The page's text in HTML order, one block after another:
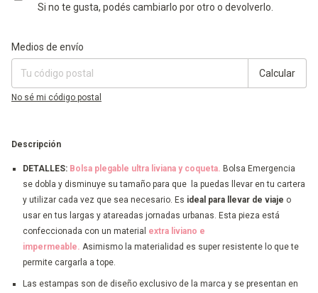
Si no te gusta, podés cambiarlo por otro o devolverlo.
Entregas para el CP:
Medios de envío
Calcular
No sé mi código postal
Descripción
DETALLES: Bolsa plegable ultra liviana y coqueta. Bolsa Emergencia
se dobla y disminuye su tamaño para que la puedas llevar en tu cartera
y utilizar cada vez que sea necesario. Es ideal para llevar de viaje o
usar en tus largas y atareadas jornadas urbanas. Esta pieza está
confeccionada con un material extra liviano e
impermeable. Asimismo la materialidad es super resistente lo que te
permite cargarla a tope.
Las estampas son de diseño exclusivo de la marca y se presentan en